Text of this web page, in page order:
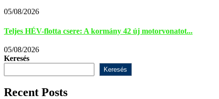
05/08/2026
Teljes HÉV-flotta csere: A kormány 42 új motorvonatot...
05/08/2026
Keresés
Keresés
Recent Posts